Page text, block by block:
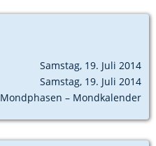
Samstag, 19. Juli 2014
Samstag, 19. Juli 2014
Mondphasen – Mondkalender